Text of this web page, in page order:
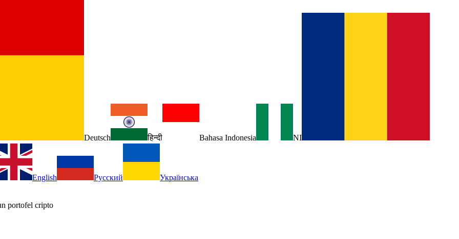
Deutsch हिन्दी Bahasa Indonesia NI
English Русский Українська